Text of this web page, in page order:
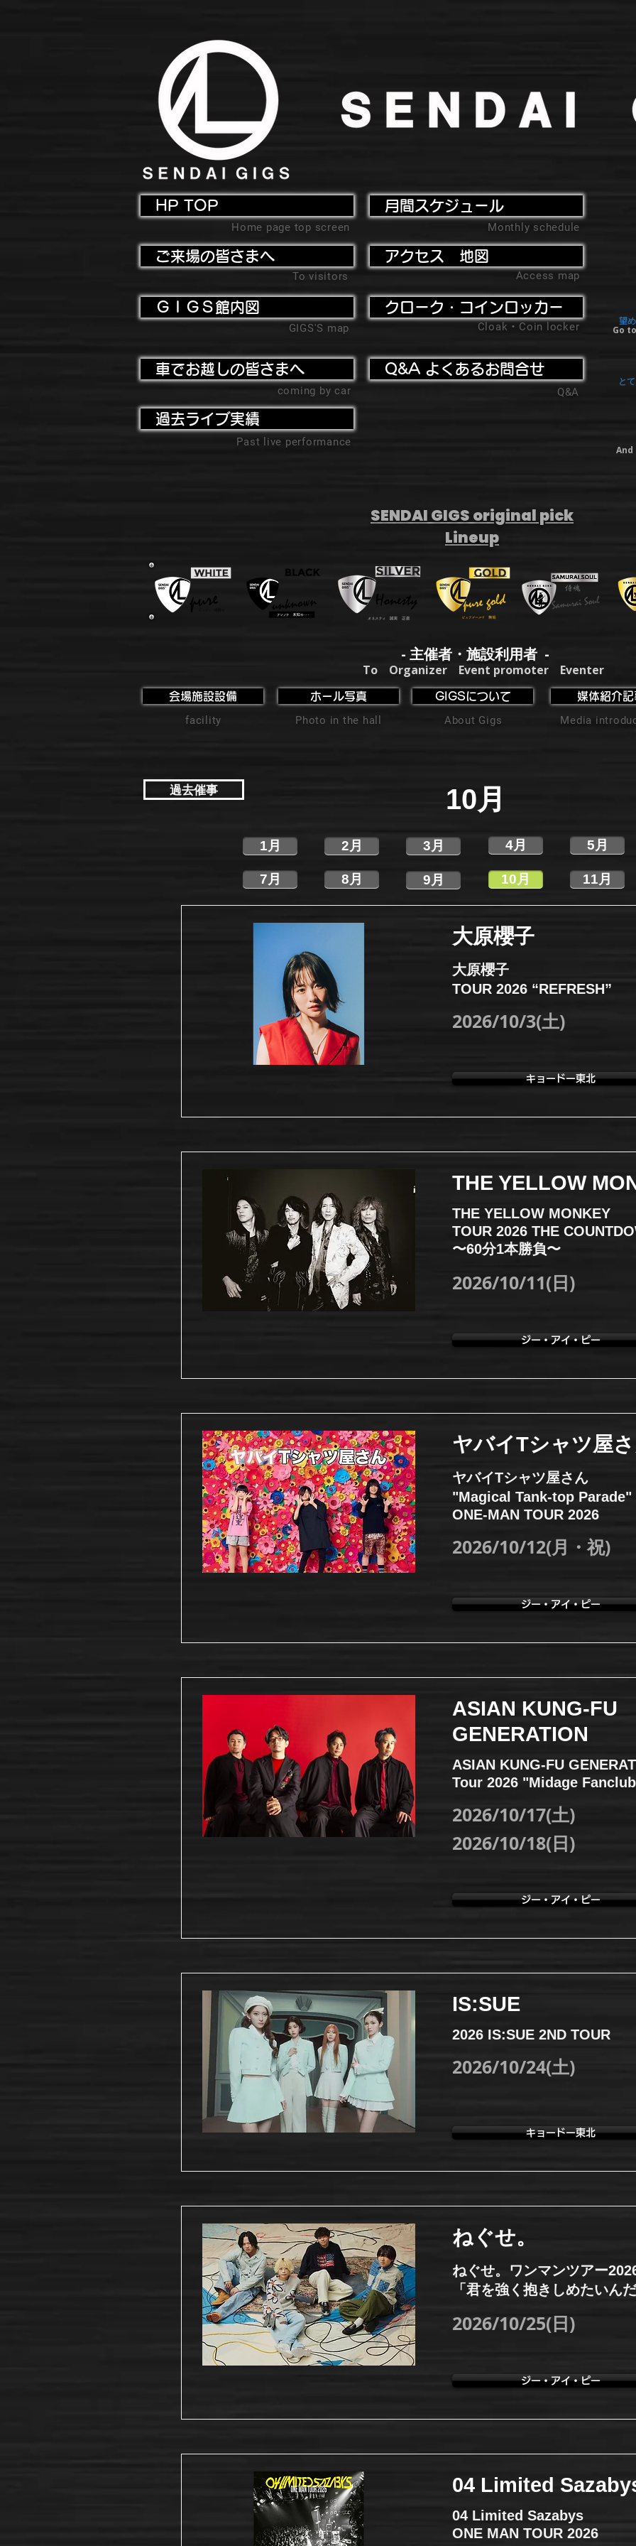
HP TOP
Home page top screen
ご来場の皆さまへ
To visitors
ＧＩＧＳ館内図
GIGS'S map
月間スケジュール
Monthly schedule
アクセス 地図
Access map
クローク・コインロッカー
Cloak・Coin locker
車でお越しの皆さまへ
coming by car
過去ライブ実績
Past live performance
Q&A よくあるお問合せ
Q&A
望
Go
と
SENDAI GIGS original pick
Lineup
- 主催者・施設利用者 -
To Organizer Event promoter Eventer
会場施設設備
facility
ホール写真
Photo in the hall
GIGSについて
About Gigs
媒体紹介記
Media
過去催事 10月
1月
7月
2月
8月
3月
9月
4月
10月
5月
11月
大原櫻子
大原櫻子
TOUR 2026 “REFRESH”
2026/10/3(土)
キョードー東北
THE YELLOW
THE YELLOW MONKEY
TOUR 2026 THE
〜60分1本勝負〜
2026/10/11(日)
ジー・アイ・ピー
ヤバイTシャツ屋
ヤバイTシャツ屋さん
"Magical Tank-top Parade"
ONE-MAN TOUR 2026
2026/10/12(月・祝)
ジー・アイ・ピー
ASIAN KUNG-FU
GENERATION
ASIAN KUNG-FU
Tour 2026 "Midage
2026/10/17(土)
2026/10/18(日)
ジー・アイ・ピー
IS:SUE
2026 IS:SUE 2ND TOUR
2026/10/24(土)
キョードー東北
ねぐせ。
ねぐせ。ワンマンツアー
「君を強く抱きしめたいん
2026/10/25(日)
ジー・アイ・ピー
04 Limited
04 Limited Sazabys
ONE MAN TOUR 2026